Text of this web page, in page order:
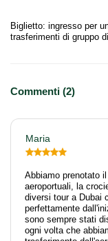
Biglietto: ingresso per
trasferimenti di gruppo
Commenti (2)
Maria
Abbiamo prenotato
aeroportuali, la
diversi tour a Dubai
perfettamente
sono sempre stati
ogni volta che